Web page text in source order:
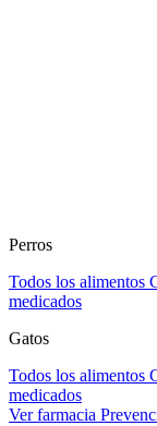
Perros
Todos los alimentos
medicados
Gatos
Todos los alimentos
medicados
Ver farmacia